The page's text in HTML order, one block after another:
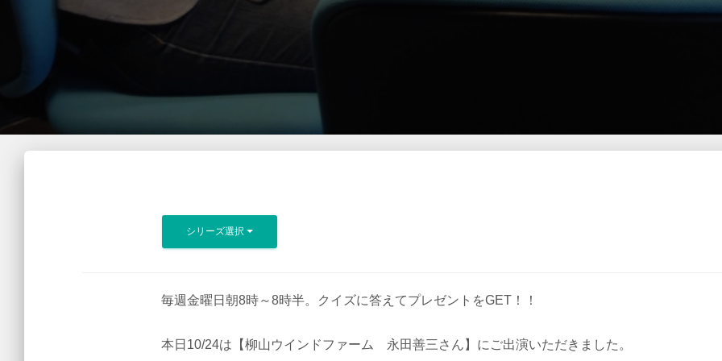
シリーズ選択
毎週金曜日朝8時～8時半。クイズに答えてプレゼントをGET！！
本日10/24は【柳山ウインドファーム 永田善三さん】にご出演いただきました。